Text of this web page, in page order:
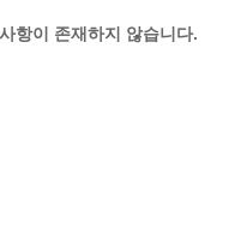
항이 존재하지 않습니다.